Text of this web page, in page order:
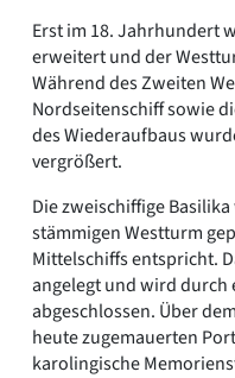
Erst im 18. Jahrhundert
erweitert und der
Während des Zweiten
Nordseitenschiff sowie
des Wiederaufbaus
vergrößert.
Die zweischiffige
stämmigen Westturm
Mittelschiffs entspricht.
angelegt und wird durch
abgeschlossen. Über
heute zugemauerten
karolingische